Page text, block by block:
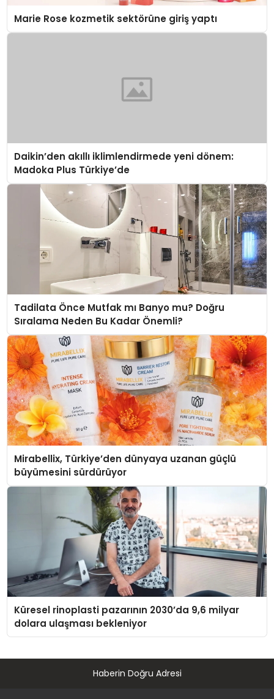
Marie Rose kozmetik sektörüne giriş yaptı
Daikin’den akıllı iklimlendirmede yeni dönem:
Madoka Plus Türkiye’de
Tadilata Önce Mutfak mı Banyo mu? Doğru
Sıralama Neden Bu Kadar Önemli?
Mirabellix, Türkiye’den dünyaya uzanan güçlü
büyümesini sürdürüyor
Küresel rinoplasti pazarının 2030’da 9,6 milyar
dolara ulaşması bekleniyor
Haberin Doğru Adresi